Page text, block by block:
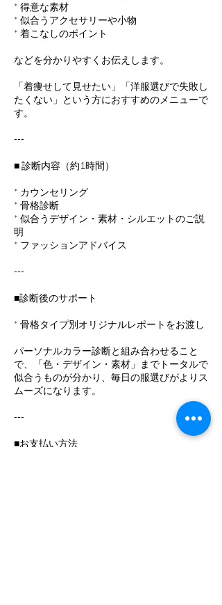
* 得意な素材
* 似合うアクセサリーや小物
* 着こなしのポイント
などを分かりやすくお伝えします。
「着痩せして見せたい」「洋服選びで失敗し
たくない」という方におすすめのメニューで
す。
---
■ 診断内容（約1時間）
* カウンセリング
* 骨格診断
* 似合うデザイン・素材・シルエットのご説
明
* ファッションアドバイス
---
■診断後のサポート
* 骨格タイプ別オリジナルレポートをお渡し
パーソナルカラー診断と組み合わせること
で、「色・デザイン・素材」までトータルで
似合うものが分かり、毎日の服選びがよりス
ムーズになります。
---
■お支払い方法